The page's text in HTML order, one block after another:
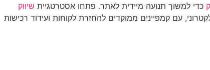
כדי למשוך תנועה מיידית לאתר. פתחו אסטרטגיית שיווק
עם קמפיינים ממוקדים להחזרת לקוחות ועידוד רכישות